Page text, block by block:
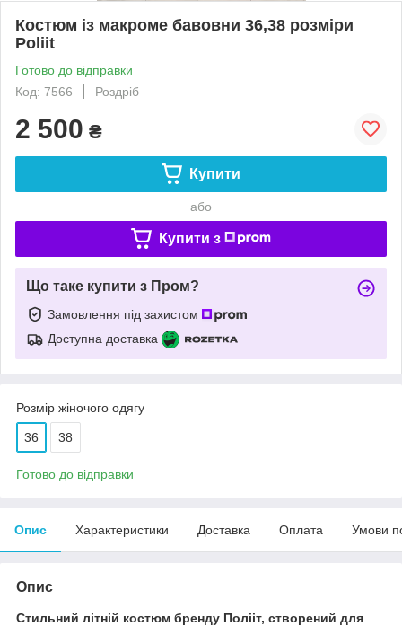
Костюм із макроме бавовни 36,38 розміри
Poliit
Готово до відправки
Код: 7566
Роздріб
2 500 ₴
Купити
або
Купити з
Що таке купити з Пром?
Замовлення під захистом
Доступна доставка
Розмір жіночого одягу
36 38
Готово до відправки
Опис Характеристики Доставка Оплата Умови
Опис
Стильний літній костюм бренду Полііт, створений для